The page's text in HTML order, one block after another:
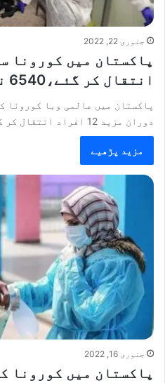
جنوری 22, 2022
انتقال کر گئے،6540 نئے مریض
دوران مزید 12 افراد انتقال کر گئے اور 6540…
مزید پڑھیے
جنوری 16, 2022
پاکستان میں کورونا